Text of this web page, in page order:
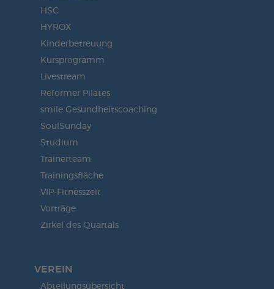
HSC
HYROX
Kinderbetreuung
Kursprogramm
Livestream
Reformer Pilates
smile Gesundheitscoaching
SoulSunday
Studium
Trainerteam
Trainingsfläche
VIP-Fitnesszeit
Vorträge
Zirkel des Quartals
VEREIN
Abteilungsübersicht